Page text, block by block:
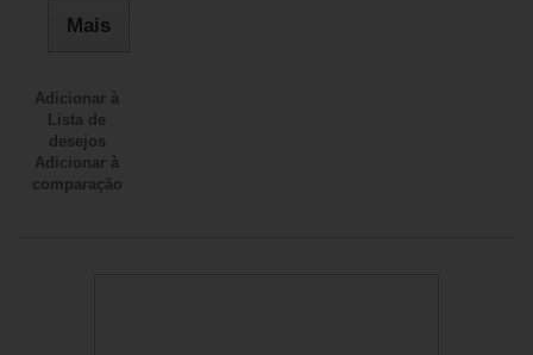
Mais
Adicionar à
Lista de
desejos
Adicionar à
comparação